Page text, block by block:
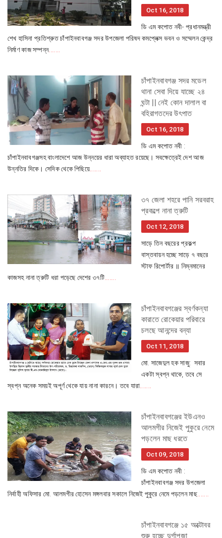
Oct 16, 2018
ডি এম কপোত নবী- প্রধানমন্ত্রী
শেখ হাসিনা প্রতিশ্রুত চাঁপাইনবাবগঞ্জ সদর উপজেলা পরিষদ কমপ্লেক্স ভবন ও সম্মেলন কেন্দ্র
নির্মাণ কাজ সম্পন্ন.......
চাঁপাইনবাবগঞ্জ সদর মডেল
থানা সেবা দিয়ে যাচ্ছে ২৪
ঘন্টা || নেই কোন দালাল বা
বহিরাগতদের উৎপাত
Oct 16, 2018
ডি এম কপোত নবী :
চাঁপাইনবাবগঞ্জসহ বাংলাদেশে আজ উন্নয়ের ধারা অব্যাহত রয়েছে। সবক্ষেত্রেই দেশ আজ
উন্নতির দিকে। সেদিক থেকে পিছিয়ে.......
৩৭ জেলা শহরে পানি সরবরাহ
প্রকল্পে নানা ত্রুটি
Oct 12, 2018
সাড়ে তিন বছরের প্রকল্প
বাস্তবায়ন হচ্ছে সাড়ে ৭ বছরে
স্টাফ রিপোর্টার ॥ নিম্নমানের
কাজসহ নানা ত্রুটি ধরা পড়েছে দেশের ৩৭টি.......
চাঁপাইনবাবগঞ্জের স্বর্ণকন্যা
কারাতে রোকেয়ার পরিবারে
চলছে আনন্দের বন্যা
Oct 11, 2018
মো. সাজেদুল হক সাজু: সবার
একটা স্বপ্ন থাকে, তবে সে
স্বপ্ন অনেক সময়ই অপূর্ণ থেকে যায় নানা কারনে। তবে যারা.......
চাঁপাইনবাবগঞ্জের ইউএনও
আলমগীর নিজেই পুকুরে নেমে
পড়লেন মাছ ধরতে
Oct 09, 2018
ডি এম কপোত নবী :
চাঁপাইনবাবগঞ্জ সদর উপজেলা
নির্বাহী অফিসার মো. আলমগীর হোসেন মঙ্গলবার সকালে নিজেই পুকুরে নেমে পড়লেন মাছ.......
চাঁপাইনবাবগঞ্জে ১৫ অক্টোবর
শুরু হচ্ছে দুর্গাপূজা